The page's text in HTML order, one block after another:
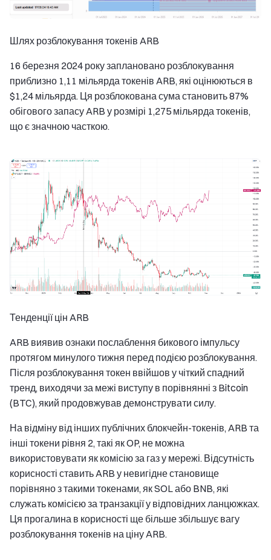
Шлях розблокування токенів ARB
16 березня 2024 року заплановано розблокування
приблизно 1,11 мільярда токенів ARB, які оцінюються в
$1,24 мільярда. Ця розблокована сума становить 87%
обігового запасу ARB у розмірі 1,275 мільярда токенів,
що є значною часткою.
Тенденції цін ARB
ARB виявив ознаки послаблення бикового імпульсу
протягом минулого тижня перед подією розблокування.
Після розблокування токен ввійшов у чіткий спадний
тренд, виходячи за межі виступу в порівнянні з Bitcoin
(BTC), який продовжував демонструвати силу.
На відміну від інших публічних блокчейн-токенів, ARB та
інші токени рівня 2, такі як OP, не можна
використовувати як комісію за газ у мережі. Відсутність
корисності ставить ARB у невигідне становище
порівняно з такими токенами, як SOL або BNB, які
служать комісією за транзакції у відповідних ланцюжках.
Ця прогалина в корисності ще більше збільшує вагу
розблокування токенів на ціну ARB.